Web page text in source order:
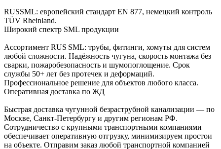
RUSSML: европейский стандарт EN 877, немецкий контроль
TÜV Rheinland.
Широкий спектр SML продукции
Ассортимент RUS SML: трубы, фитинги, хомуты для систем
любой сложности. Надёжность чугуна, скорость монтажа без
сварки, пожаробезопасность и шумопоглощение. Срок
службы 50+ лет без протечек и деформаций.
Профессиональное решение для объектов любого класса.
Оперативная доставка по ЖД
Быстрая доставка чугунной безраструбной канализации — по
Москве, Санкт-Петербургу и другим регионам РФ.
Сотрудничество с крупными транспортными компаниями
обеспечивает оперативную отгрузку, минимизируем простои
на объекте. Отправим заказ любой транспортной компанией